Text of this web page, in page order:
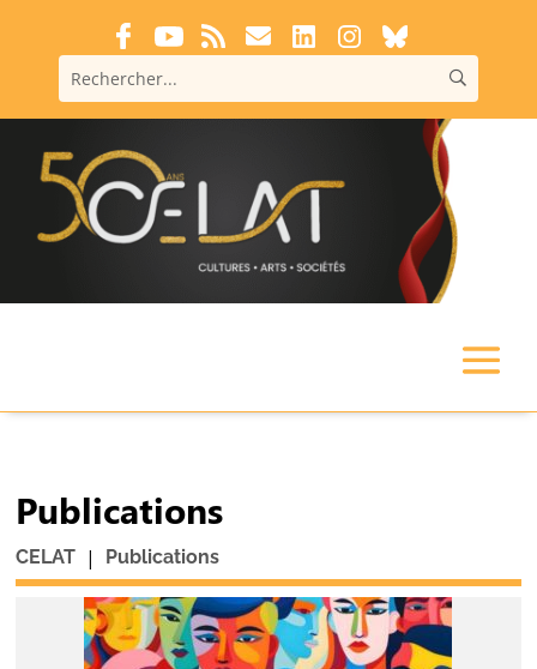
Publications
CELAT | Publications